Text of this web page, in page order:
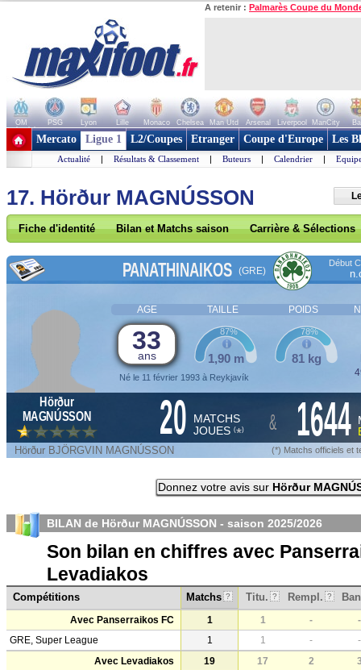
A retenir : Palmarès Coupe du
OM PSG Lyon Lille Monaco Chelsea Man Utd Arsenal Liverpool ManCity
+ de clubs
Mercato Ligue 1 L2/Coupes Etranger Coupe d'Europe Les
Actualité | Résultats & Classement | Buteurs | Calendrier |
17. Hörður MAGNÚSSON
Fiche d'identité Bilan et Matchs saison Carrière & Sélections
PANATHINAIKOS (GRE)
Début
AGE TAILLE POIDS
33
ans
Né le 11 février 1993 à Reykjavík
1,90 m
87%
81 kg
78%
Hörður
MAGNÚSSON
20 MATCHS
JOUES (*) & 1644
Hörður BJÖRGVIN MAGNÚSSON (*) Matchs officiels et
Donnez votre avis sur Hörður
BILAN de Hörður MAGNÚSSON - saison 2025/2026
Son bilan en chiffres avec
Levadiakos
Compétitions Matchs ? Titu. ? Rempl. ?
Avec Panserraikos FC 1 1 -
-
GRE, Super League
1 1 -
-
Avec Levadiakos
19 17 2